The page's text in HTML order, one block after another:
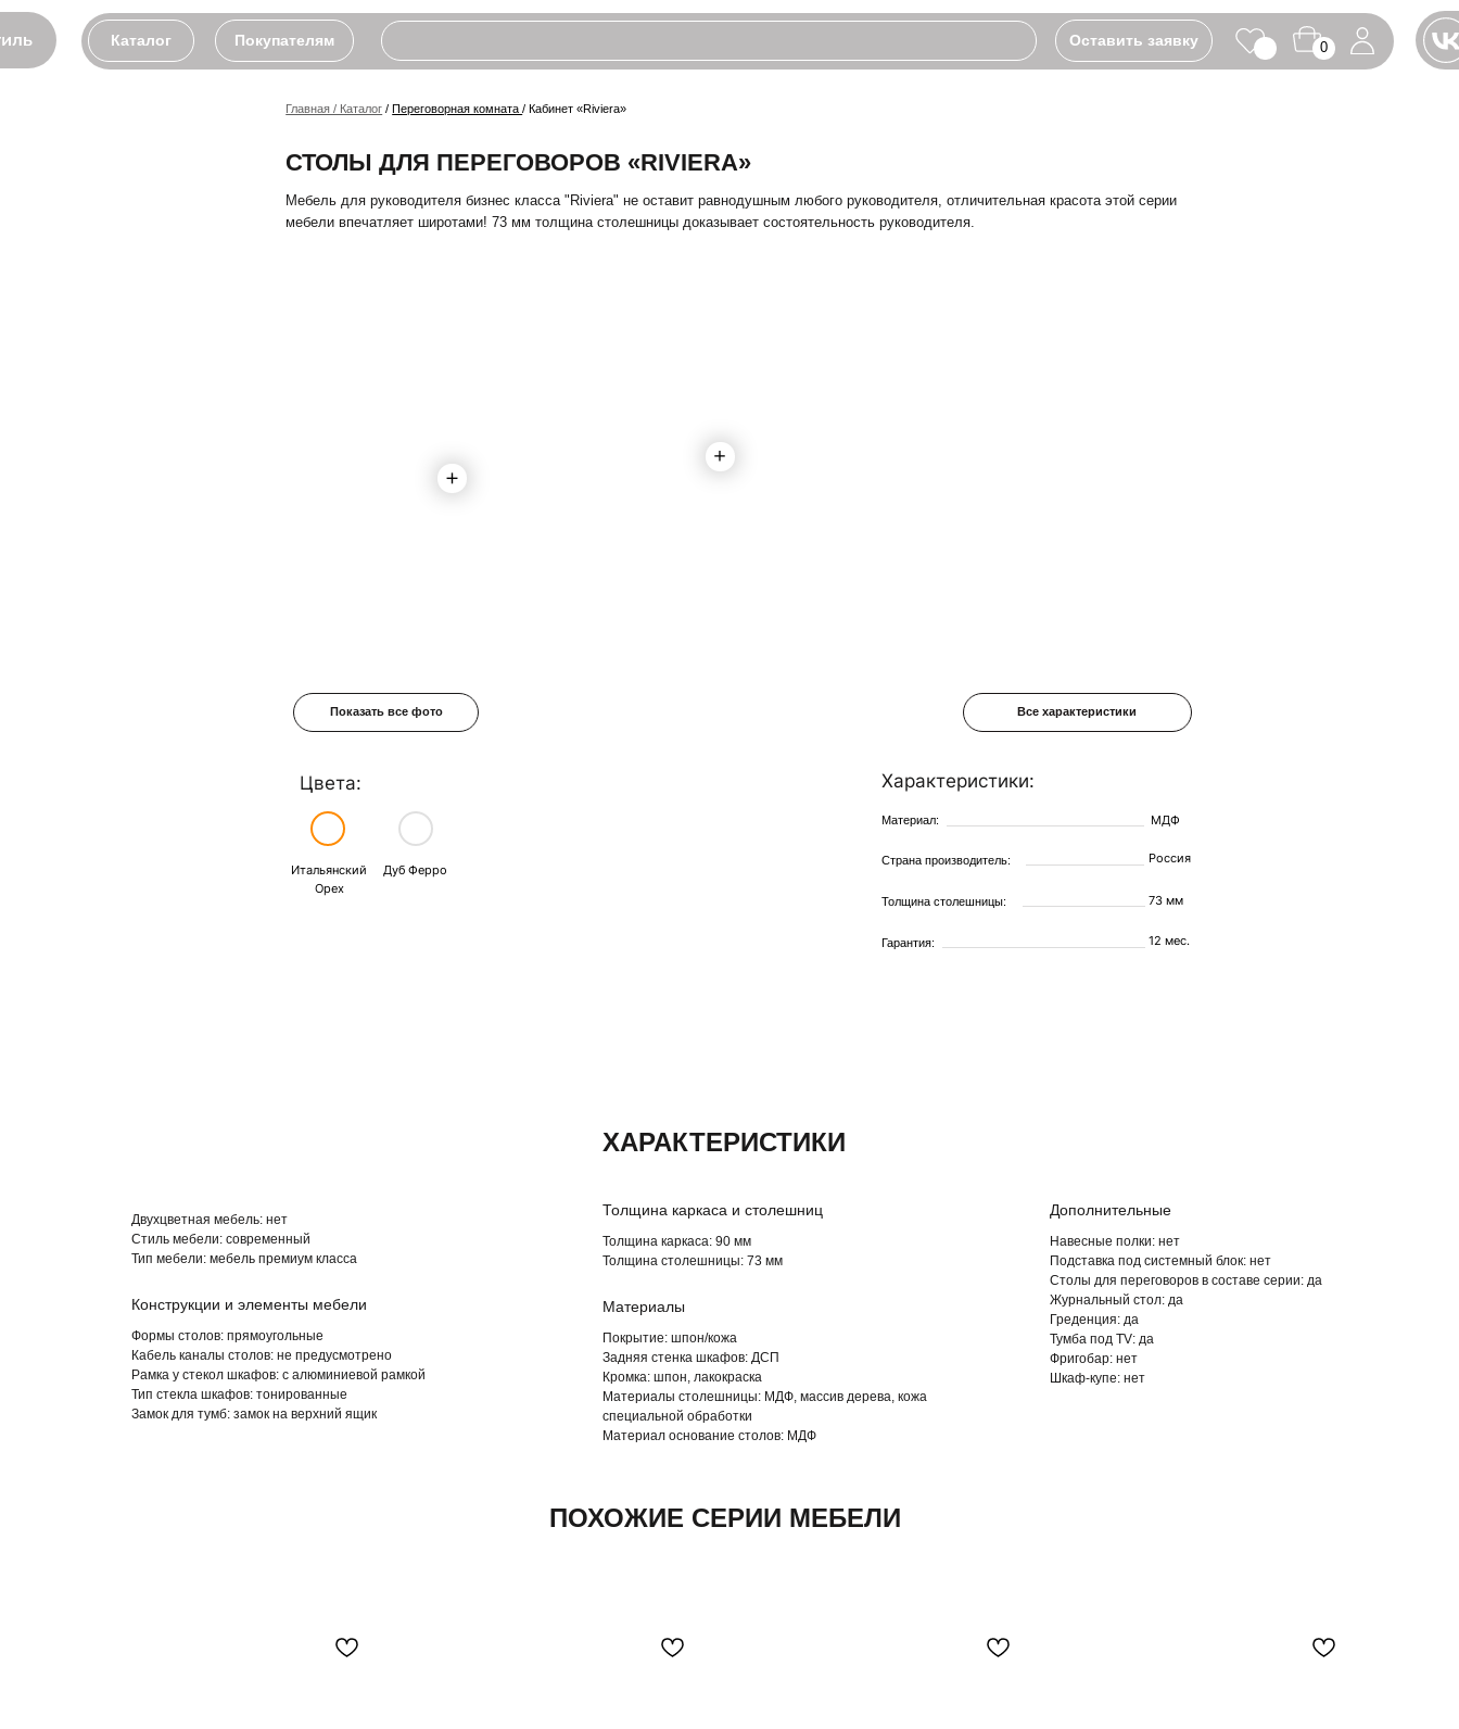
Каталог Покупателям Оставить заявку 0
Мебель для руководителя бизнес класса "Riviera" не оставит равнодушным любого руководителя, отличительная красота этой серии
мебели впечатляет широтами! 73 мм толщина столешницы доказывает состоятельность руководителя.
Цвета:
МДФ
Дуб Ферро
Итальянский
Орех
ХАРАКТЕРИСТИКИ
Навесные полки: нет
Подставка под системный блок: нет
Столы для переговоров в составе серии: да
Журнальный стол: да
Греденция: да
Тумба под TV: да
Фригобар: нет
Шкаф-купе: нет
Покрытие: шпон/кожа
Задняя стенка шкафов: ДСП
Кромка: шпон, лакокраска
Материалы столешницы: МДФ, массив дерева, кожа
специальной обработки
Материал основание столов: МДФ
Формы столов: прямоугольные
Кабель каналы столов: не предусмотрено
Рамка у стекол шкафов: с алюминиевой рамкой
Тип стекла шкафов: тонированные
Замок для тумб: замок на верхний ящик
Толщина каркаса: 90 мм
Толщина столешницы: 73 мм
Конструкции и элементы мебели
Дополнительные
Материалы
Толщина каркаса и столешниц
Двухцветная мебель: нет
Стиль мебели: современный
Тип мебели: мебель премиум класса
ПОХОЖИЕ СЕРИИ МЕБЕЛИ